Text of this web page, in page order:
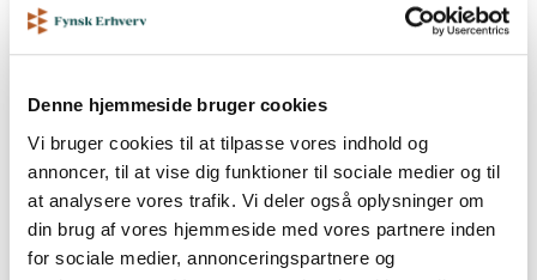
Denne hjemmeside bruger cookies
Vi bruger cookies til at tilpasse vores indhold og
annoncer, til at vise dig funktioner til sociale medier og til
at analysere vores trafik. Vi deler også oplysninger om
din brug af vores hjemmeside med vores partnere inden
for sociale medier, annonceringspartnere og
Storebælt Sinatur Hotel & Konference
Storebælt Sinatur Hotel &
Konference udvikler værtskabet
indefra
Medarbejdernes arbejdsglæde er fundamentet